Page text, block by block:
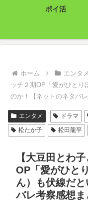
ポイ活
ホーム エンタメ
ッチ２期OP「愛がひとり
のか！【ネットのネタバ
エンタメ ドラマ
松たか子
松田龍平
【大豆田とわ
OP「愛がひと
ん）も伏線だ
バレ考察感想ま